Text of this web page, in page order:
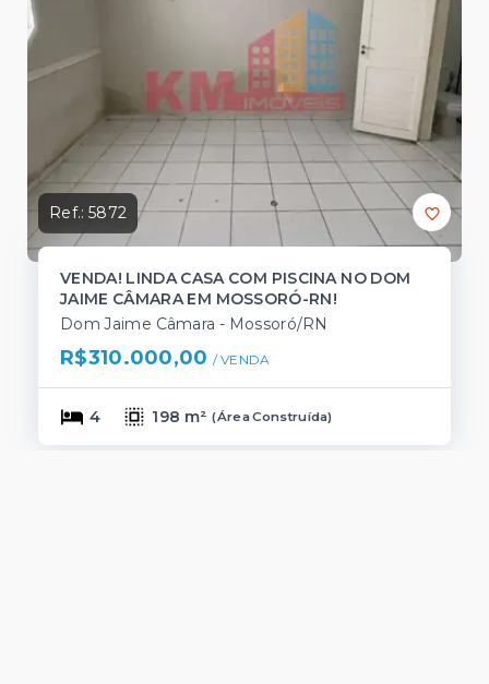
Ref.:5872
VENDA! LINDA CASA COM PISCINA NO DOM
JAIME CÂMARA EM MOSSORÓ-RN!
Dom Jaime Câmara - Mossoró/RN
R$310.000,00 / VENDA
4 198 m² (Área Construída)